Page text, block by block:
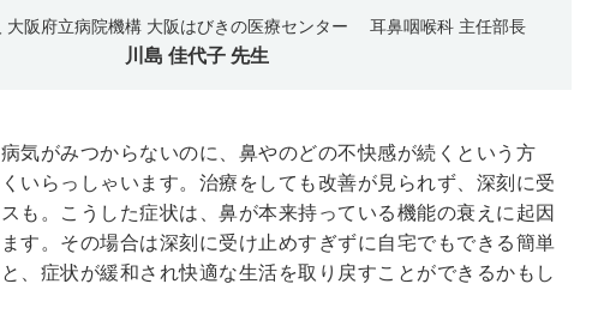
大阪府立病院機構 大阪はびきの医療センター 耳鼻咽喉科 主任部長
川島 佳代子 先生
気がみつからないのに、鼻やのどの不快感が続くという方
いらっしゃいます。治療をしても改善が見られず、深刻に受
も。こうした症状は、鼻が本来持っている機能の衰えに起因
す。その場合は深刻に受け止めすぎずに自宅でもできる簡単
、症状が緩和され快適な生活を取り戻すことができるかもし